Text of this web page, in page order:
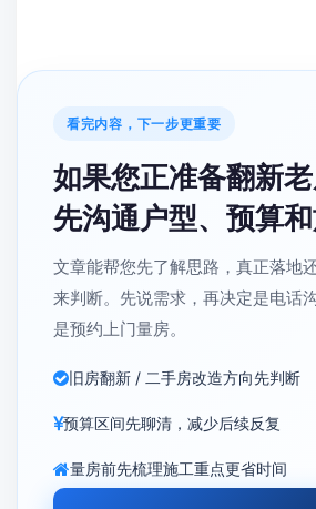
看完内容，下一步更重要
如果您正准备翻新
先沟通户型、预算
文章能帮您先了解思路，真正落地
来判断。先说需求，再决定是电话
是预约上门量房。
旧房翻新 / 二手房改造方向先判断
预算区间先聊清，减少后续反复
量房前先梳理施工重点更省时间